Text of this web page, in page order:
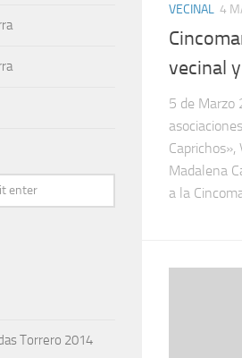
VECINAL 4
vecinal
5 de Marzo
Madalena
a la
Torrero 2014